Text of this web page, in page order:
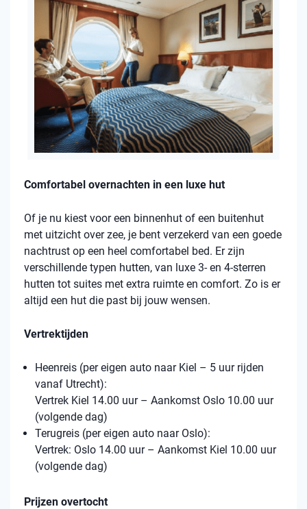
Comfortabel overnachten in een luxe hut
Of je nu kiest voor een binnenhut of een buitenhut
met uitzicht over zee, je bent verzekerd van een goede
nachtrust op een heel comfortabel bed. Er zijn
verschillende typen hutten, van luxe 3- en 4-sterren
hutten tot suites met extra ruimte en comfort. Zo is er
altijd een hut die past bij jouw wensen.
Vertrektijden
Heenreis (per eigen auto naar Kiel – 5 uur rijden
vanaf Utrecht):
Vertrek Kiel 14.00 uur – Aankomst Oslo 10.00 uur
(volgende dag)
Terugreis (per eigen auto naar Oslo):
Vertrek: Oslo 14.00 uur – Aankomst Kiel 10.00 uur
(volgende dag)
Prijzen overtocht